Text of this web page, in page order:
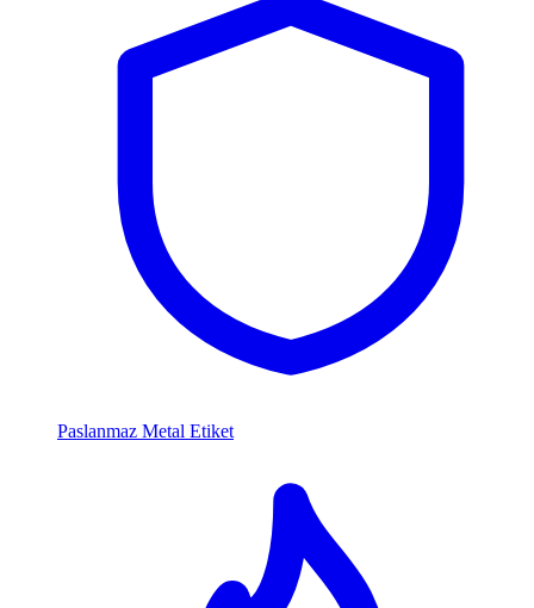
Paslanmaz Metal Etiket